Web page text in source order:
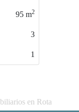
71
en Rota